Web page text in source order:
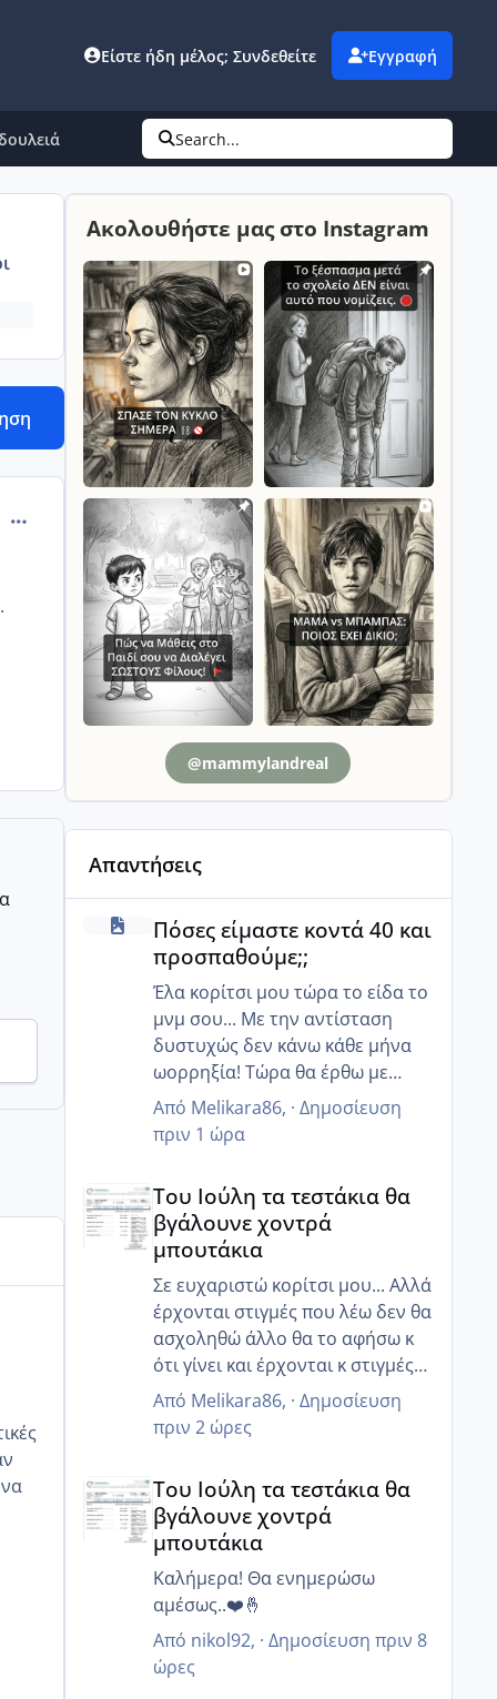
Είστε ήδη μέλος; Συνδεθείτε Εγγραφή
Search...
comment_882949
Ακολουθήστε μας στο Instagram
@mammylandreal
Απαντήσεις
Πόσες είμαστε κοντά 40 και προσπαθούμε;;
Πόσες είμαστε κοντά 40 και
προσπαθούμε;;
Έλα κορίτσι μου τώρα το είδα το
μνμ σου... Με την αντίσταση
δυστυχώς δεν κάνω κάθε μήνα
ωορρηξία! Τώρα θα έρθω με
χάπια φαντάσου περίοδο....
Προσπαθώ μήπως χάσω και
καταφέρω κάτι!! Εύχομαι να
πηγές με εξωσωματική;; λόγω
χαμηλής ΑΜΗ;;
Από Melikara86, · Δημοσίευση
πριν 1 ώρα
Του Ιούλη τα τεστάκια θα
βγάλουνε χοντρά
μπουτάκια
Σε ευχαριστώ κορίτσι μου... Αλλά
έρχονται στιγμές που λέω δεν θα
ασχοληθώ άλλο θα το αφήσω κ
ότι γίνει και έρχονται κ στιγμές
που θέλω σαν τρελή να κάνω τα
πάντα!! Αλλά με παίρνει από
κάτω... Βλέπεις τον άλλο μήνα
μικρότερη και είχα χρόνο να
σκεφτόμουν αλλιώς!! Βέβαια εγώ
έχω και δύο κορίτσια μεγάλα που
είμαι ευγνώμων στον Θεό που
μου τα έδωσε γερά και τα βλέπω
να μεγαλώνουν με υγεία!! Αλλά
στεναχωριέμαι γτ ο άντρας μου
δεν έχει παιδιά και θέλει σαν
Από Melikara86, · Δημοσίευση
πριν 2 ώρες
Του Ιούλη τα τεστάκια θα
βγάλουνε χοντρά
μπουτάκια
Καλήμερα! Θα ενημερώσω
αμέσως..❤️🤞
Από nikol92, · Δημοσίευση πριν 8
ώρες